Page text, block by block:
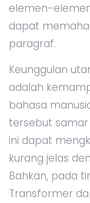
elemen-
dapat
paragraf.
Keunggulan
adalah
bahasa
tersebut samar
ini dapat
kurang jelas
Bahkan, pada
Transformer